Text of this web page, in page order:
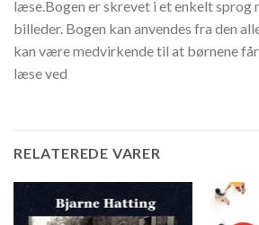
læse.Bogen er skrevet i et enkelt sprog
billeder. Bogen kan anvendes fra den
kan være medvirkende til at børnene
læse ved
RELATEREDE VARER